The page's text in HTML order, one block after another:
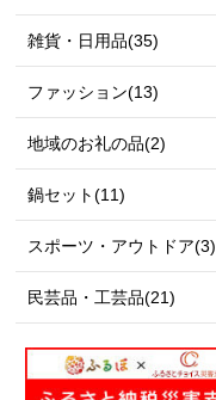
雑貨・日用品(35)
ファッション(13)
地域のお礼の品(2)
鍋セット(11)
スポーツ・アウトドア(3)
民芸品・工芸品(21)